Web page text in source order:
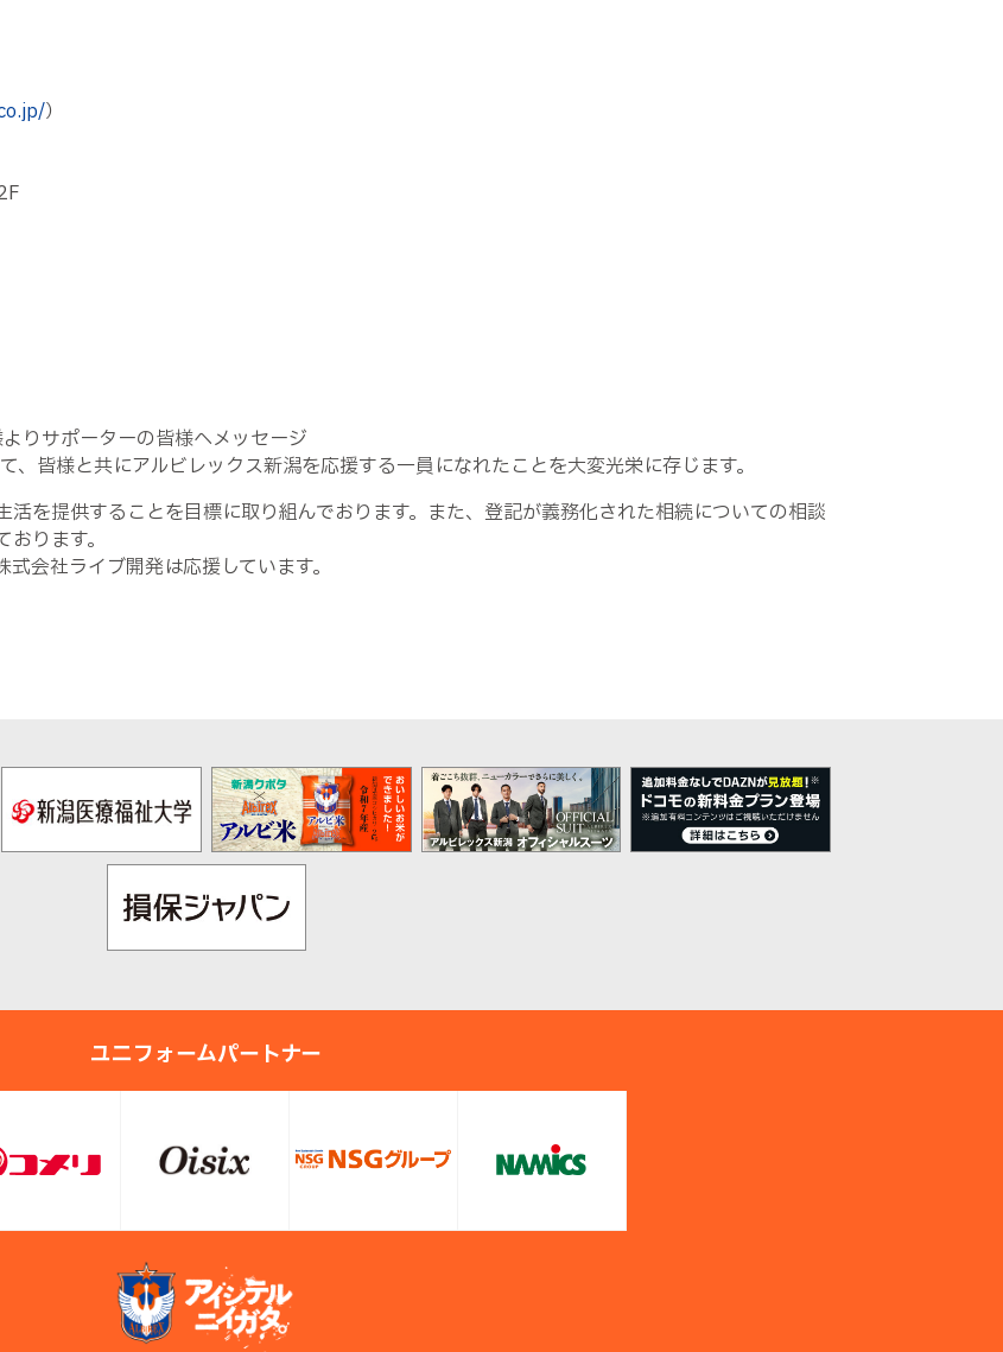
）
サポーターの皆様へメッセージ
皆様と共にアルビレックス新潟を応援する一員になれたことを大変光栄に存じます。
を提供することを目標に取り組んでおります。また、登記が義務化された相続についての相談
ります。
会社ライブ開発は応援しています。
ユニフォームパートナー